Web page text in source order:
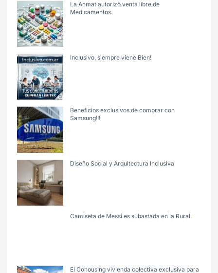
La Anmat autorizò venta libre de
Medicamentos.
Inclusivo, siempre viene Bien!
Beneficios exclusivos de comprar con
Samsung!!!
Diseño Social y Arquitectura Inclusiva
Camiseta de Messi es subastada en la Rural.
El Cohousing vivienda colectiva exclusiva para